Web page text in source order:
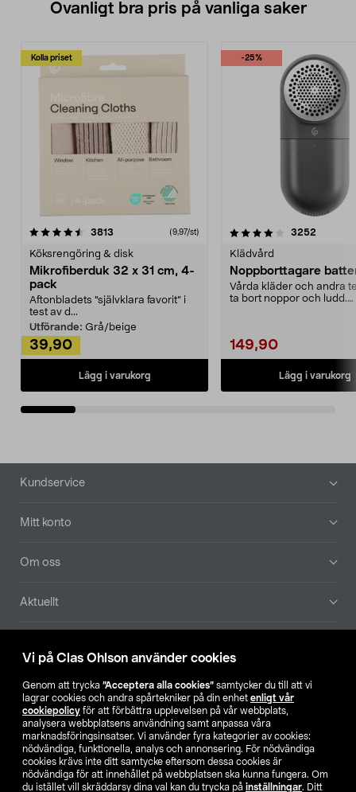
Vi på Clas Ohlson använder cookies
Genom att trycka ”Acceptera alla cookies” samtycker du till att vi
lagrar cookies och andra spårtekniker på din enhet enligt vår
cookiepolicy för att förbättra upplevelsen på vår webbplats,
analysera webbplatsens användning samt anpassa våra
marknadsföringsinsatser. Vi använder fyra kategorier av cookies:
nödvändiga, funktionella, analys och annonsering. För nödvändiga
cookies krävs inte ditt samtycke eftersom dessa cookies är
nödvändiga för att innehållet på webbplatsen ska kunna fungera. Om
du istället vill skräddarsy dina val kan du trycka på inställningar. Ditt
Ovanligt bra pris på vanliga saker
Kolla priset
3813 (9,97/st)
Köksrengöring & disk
Mikrofiberduk 32 x 31 cm, 4-
pack
Aftonbladets "självklara favorit” i
test av d...
Utförande: Grå/beige
39,90
Lägg i varukorg
-25%
4.0av 5 stjärnor 3252
Klädvård
Noppborttagare
Vårda kläder och andra
ta bort noppor och ludd.
149,90
Lägg i varukorg
4.5av 5 stjärnor
Sidfot
Kundservice
Mitt konto
Om oss
Aktuellt
Hitta butik
SE NO FI